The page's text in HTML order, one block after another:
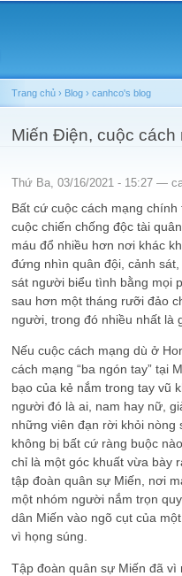
You are here
Trang chủ › Blog › canhco's blog
Miến Điện, cuộc cách
Thứ Ba, 03/16/2021 - 15:27 —
Bất cứ cuộc cách mạng
cuộc chiến chống độc tài
máu đổ nhiều hơn nơi khác
đứng nhìn quân đội, cảnh
sát người biểu tình bằng mọi
sau hơn một tháng rưỡi đảo
người, trong đó nhiều nhất là
Nếu cuộc cách mạng dù ở
cách mạng “ba ngón tay” tại
bạo của kẻ nắm trong tay vũ
người đó là ai, nam hay nữ,
những viên đạn rời khỏi
không bị bất cứ ràng buộc
chỉ là một góc khuất vừa bày
tập đoàn quân sự Miến, nơi
một nhóm người nắm trọn
dân Miến vào ngõ cụt của
vì họng súng.
Tập đoàn quân sự Miến đã